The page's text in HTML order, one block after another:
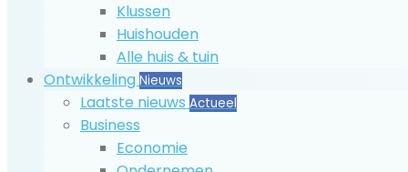
Klussen
Huishouden
Alle huis & tuin
Ontwikkeling Nieuws
Laatste nieuws Actueel
Business
Economie